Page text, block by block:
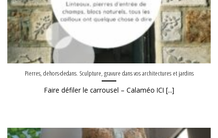
Pierres, dehors-dedans. Sculpture, gravure dans vos architectures et jardins
Faire défiler le carrousel – Calaméo ICI [...]